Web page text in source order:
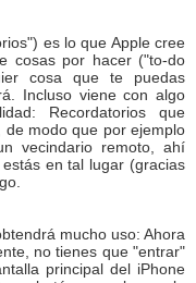
es lo que Apple cree
cosas por hacer ("to-do
cosa que te puedas
Incluso viene con algo
Recordatorios que
de modo que por ejemplo
vecindario remoto, ahí
en tal lugar (gracias
mucho uso: Ahora
no tienes que "entrar"
principal del iPhone